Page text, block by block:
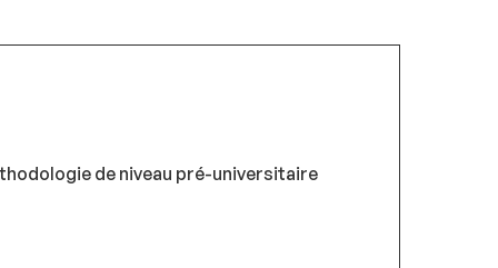
de niveau pré-universitaire